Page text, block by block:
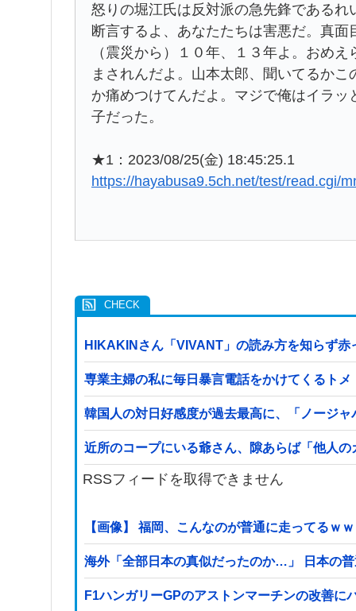
怒りの堀江氏は反対派の急先鋒である
断言するよ、あなたたちは害悪だ。真
（震災から）１０年、１３年よ。おめ
まされんだよ。山本太郎、聞いてるか
か痛めつけてんだよ。マジで俺はイラ
子だった。
★1：2023/08/25(金) 18:45:25.1
https://hayabusa9.5ch.net/test/read.cgi/
HIKAKINさん「VIVANT」の読み方を知らず赤
専業主婦の私に毎日暴言電話をかけてくるト
韓国人の対日好感度が過去最高に、「ノージ
近所のコープにいる爺さん、隙あらば「他人
RSSフィードを取得できません
【画像】 福岡、こんなのが普通に走ってるｗ
海外「全部日本の真似だったのか…」 日本の
F1ハンガリーGPのアストンマーチンの改善